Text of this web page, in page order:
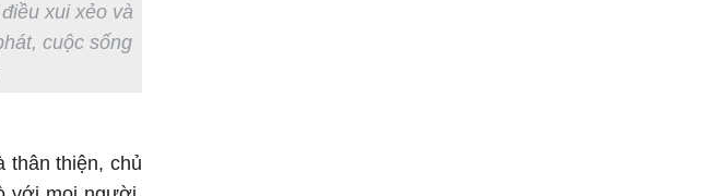
xui xẻo và
cuộc sống
thân thiện, chủ